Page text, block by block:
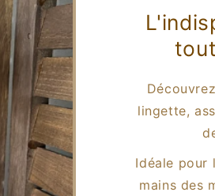
lingette,
Idéale pour
mains des